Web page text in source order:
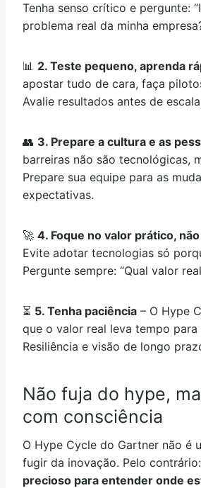
Tenha senso crítico e pergunte:
problema real da minha
📊 2. Teste pequeno, aprenda
apostar tudo de cara, faça
Avalie resultados antes de
👥 3. Prepare a cultura e as
barreiras não são tecnológicas,
Prepare sua equipe para as
expectativas.
🚀 4. Foque no valor prático,
Evite adotar tecnologias só
Pergunte sempre: “Qual valor
⏳ 5. Tenha paciência – O Hype
que o valor real leva tempo para
Resiliência e visão de longo
Não fuja do hype,
com consciência
O Hype Cycle do Gartner não é
fugir da inovação. Pelo
precioso para entender onde